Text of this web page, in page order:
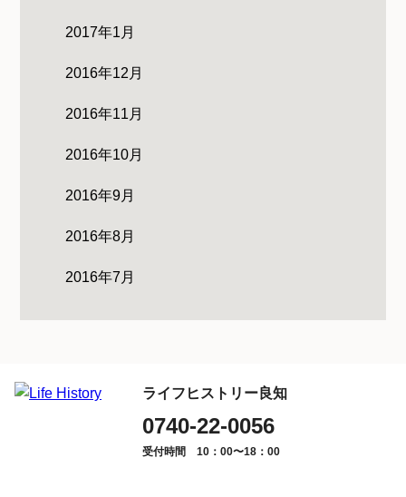
2017年1月
2016年12月
2016年11月
2016年10月
2016年9月
2016年8月
2016年7月
ライフヒストリー良知
0740-22-0056
受付時間 10：00〜18：00